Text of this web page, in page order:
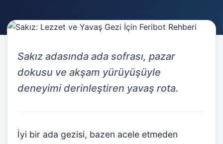
Sakız adasında ada sofrası, pazar
dokusu ve akşam yürüyüşüyle
deneyimi derinleştiren yavaş rota.
İyi bir ada gezisi, bazen acele etmeden